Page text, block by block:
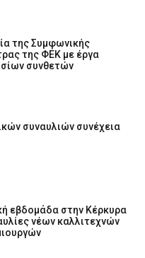
της Συμφωνικής
της ΦΕΚ με έργα
συνθετών
συναυλιών συνέχεια
εβδομάδα στην Κέρκυρα
νέων καλλιτεχνών